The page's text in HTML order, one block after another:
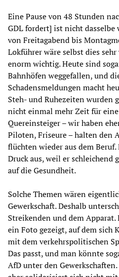
Eine Pause von 48 Stunden
GDL fordert] ist nicht dasselbe
von Freitagabend bis
Lokführer wäre selbst dies
enorm wichtig. Heute sind
Bahnhöfen weggefallen, und
Schadensmeldungen macht
Steh- und Ruhezeiten wurden
nicht einmal mehr Zeit für
Quereinsteiger – wir haben
Piloten, Friseure – halten den
flüchten wieder aus dem Beruf.
Druck aus, weil er schleichend
auf die Gesundheit.
Solche Themen wären
Gewerkschaft. Deshalb
Streikenden und dem
ein Foto gezeigt, auf dem sich
mit dem verkehrspolitischen
Das passt, und man könnte
AfD unter den